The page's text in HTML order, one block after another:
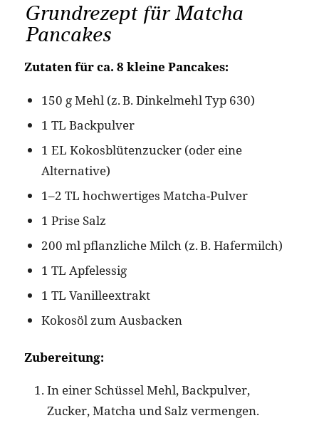
Grundrezept für Matcha
Pancakes
Zutaten für ca. 8 kleine Pancakes:
150 g Mehl (z. B. Dinkelmehl Typ 630)
1 TL Backpulver
1 EL Kokosblütenzucker (oder eine
Alternative)
1–2 TL hochwertiges Matcha-Pulver
1 Prise Salz
200 ml pflanzliche Milch (z. B. Hafermilch)
1 TL Apfelessig
1 TL Vanilleextrakt
Kokosöl zum Ausbacken
Zubereitung:
In einer Schüssel Mehl, Backpulver,
Zucker, Matcha und Salz vermengen.